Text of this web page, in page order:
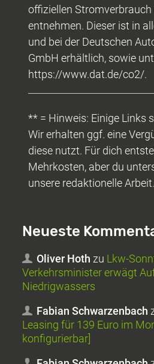
offiziellen Stromverbrauch
entnehmen. Dieser ist in
und bei der Deutschen
GmbH erhältlich, sowie
https://www.dat.de/co2/.
** = Hinweis: Einige Links
Wir erhalten ggf. eine
diese nutzt. Für dich
Mehrkosten, aber du
unsere redaktionelle
Neueste
Oliver Hoth zu Lkw-
Verkehrsminister erwägt
Niedrigwassers
Fabian Schwarzenbach
Leasing für 139 Euro im
konfigurierbar]